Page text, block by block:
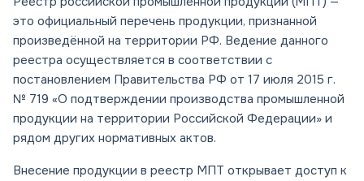
это официальный перечень продукции, признанной
произведённой на территории РФ. Ведение данного
реестра осуществляется в соответствии с
постановлением Правительства РФ от 17 июля 2015 г.
№ 719 «О подтверждении производства промышленной
продукции на территории Российской Федерации» и
рядом других нормативных актов.
Внесение продукции в реестр МПТ открывает доступ к